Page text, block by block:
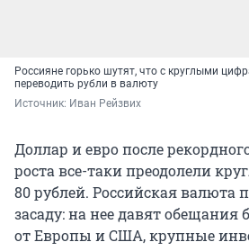
Россияне горько шутят, что с круглыми
переводить рубли в валюту
Источник: Иван Рейзвих
Доллар и евро после
роста все-таки преодолели
80 рублей. Российская валюта
засаду: на нее давят
от Европы и США, крупные